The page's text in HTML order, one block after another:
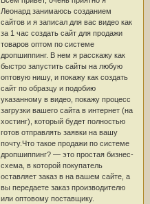
Леонард занимаюсь созданием
сайтов и я записал для вас видео как
за 1 час создать сайт для продажи
товаров оптом по системе
дропшиппинг. В нем я расскажу как
быстро запустить сайты на любую
оптовую нишу, и покажу как создать
сайт по образцу и подобию
указанному в видео, покажу процесс
загрузки вашего сайта в интернет (на
хостинг), который будет полностью
готов отправлять заявки на вашу
почту.Что такое продажи по системе
дропшиппинг? — это простая бизнес-
схема, в которой покупатель
оставляет заказ в на вашем сайте, а
вы передаете заказ производителю
или оптовому поставщику.